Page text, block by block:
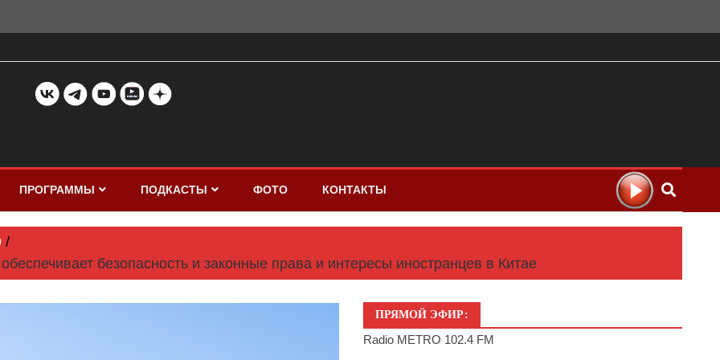
ПРОГРАММЫ ПОДКАСТЫ ФОТО КОНТАКТЫ
безопасность и законные права и интересы иностранцев в Китае
ПРЯМОЙ ЭФИР:
Radio METRO 102.4 FM